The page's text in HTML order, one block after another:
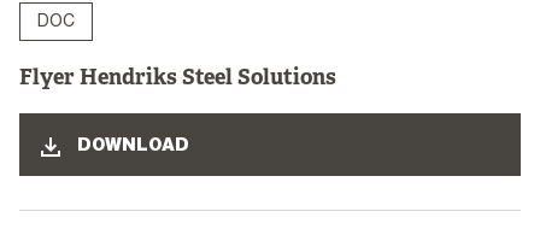
DOC
Flyer Hendriks Steel Solutions
DOWNLOAD